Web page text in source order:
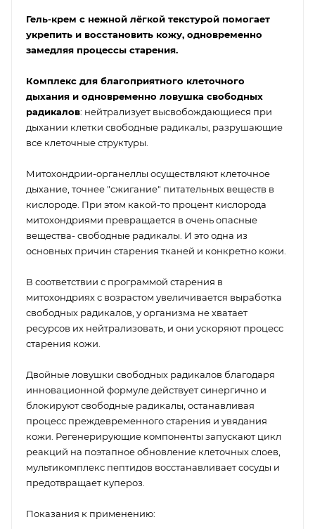
Гель-крем с нежной лёгкой текстурой помогает
укрепить и восстановить кожу, одновременно
замедляя процессы старения.
Комплекс для благоприятного клеточного
дыхания и одновременно ловушка свободных
радикалов: нейтрализует высвобождающиеся при
дыхании клетки свободные радикалы, разрушающие
все клеточные структуры.
Митохондрии-органеллы осуществляют клеточное
дыхание, точнее "сжигание" питательных веществ в
кислороде. При этом какой-то процент кислорода
митохондриями превращается в очень опасные
вещества- свободные радикалы. И это одна из
основных причин старения тканей и конкретно кожи.
В соответствии с программой старения в
митохондриях с возрастом увеличивается выработка
свободных радикалов, у организма не хватает
ресурсов их нейтрализовать, и они ускоряют процесс
старения кожи.
Двойные ловушки свободных радикалов благодаря
инновационной формуле действует синергично и
блокируют свободные радикалы, останавливая
процесс преждевременного старения и увядания
кожи. Регенерирующие компоненты запускают цикл
реакций на поэтапное обновление клеточных слоев,
мультикомплекс пептидов восстанавливает сосуды и
предотвращает купероз.
Показания к применению: